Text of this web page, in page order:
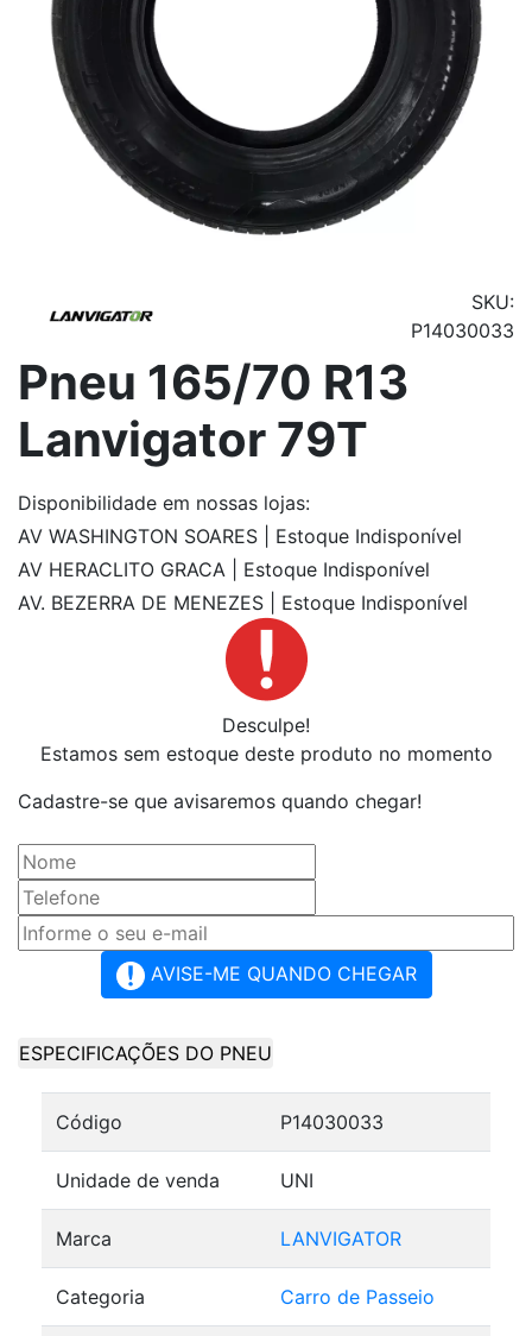
SKU:
P14030033
Pneu 165/70 R13
Lanvigator 79T
Disponibilidade em nossas lojas:
AV WASHINGTON SOARES | Estoque Indisponível
AV HERACLITO GRACA | Estoque Indisponível
AV. BEZERRA DE MENEZES | Estoque Indisponível
Desculpe!
Estamos sem estoque deste produto no momento
Cadastre-se que avisaremos quando chegar!
AVISE-ME QUANDO CHEGAR
ESPECIFICAÇÕES DO PNEU
Código P14030033
Unidade de venda UNI
Marca LANVIGATOR
Categoria Carro de Passeio